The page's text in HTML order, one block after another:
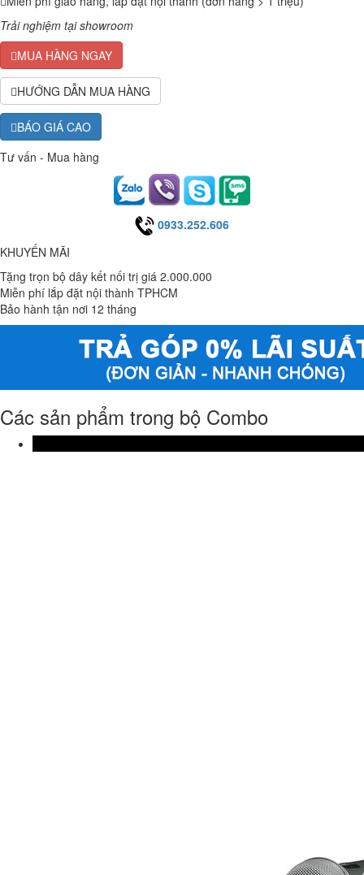
Trải nghiệm tại showroom
MUA HÀNG NGAY
HƯỚNG DẪN MUA HÀNG
BÁO GIÁ CAO
Tư vấn - Mua hàng
0933.252.606
KHUYẾN MÃI
Tặng trọn bộ dây kết nối trị giá 2.000.000
Miễn phí lắp đặt nội thành TPHCM
Bảo hành tận nơi 12 tháng
Các sản phẩm trong bộ Combo